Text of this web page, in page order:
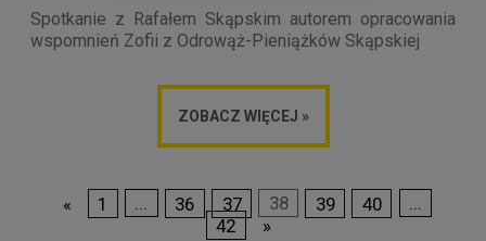
Spotkanie z Rafałem Skąpskim autorem opracowania
wspomnień Zofii z Odrowąż-Pieniążków Skąpskiej
ZOBACZ WIĘCEJ »
« 1 ... 36 37 38 39 40
...
42
»